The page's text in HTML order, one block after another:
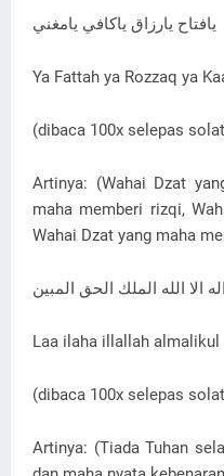
يافتاح يارزاق ياكافي يامغني
Ya Fattah ya Rozzaq ya
(dibaca 100x selepas
Artinya: (Wahai Dzat
maha memberi rizqi,
Wahai Dzat yang maha
الا الله الملك الحق المبين
Laa ilaha illallah
(dibaca 100x selepas
Artinya: (Tiada Tuhan